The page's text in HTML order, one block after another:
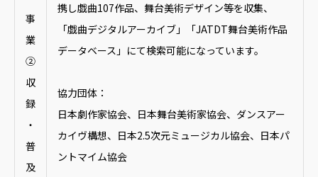
事
業
②
収
録
・
普
及
携し戯曲107作品、舞台美術デザイン等を収集、
「戯曲デジタルアーカイブ」「JATDT舞台美術作品
データベース」にて検索可能になっています。
協力団体：
日本劇作家協会、日本舞台美術家協会、ダンスアー
カイヴ構想、日本2.5次元ミュージカル協会、日本パ
ントマイム協会